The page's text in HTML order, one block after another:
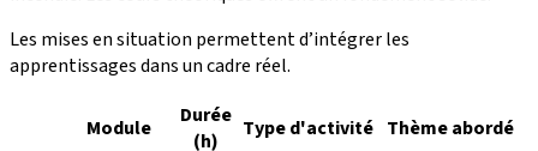
Les mises en situation permettent d’intégrer les
apprentissages dans un cadre réel.
Module
Durée
(h)
Type d'activité Thème abordé